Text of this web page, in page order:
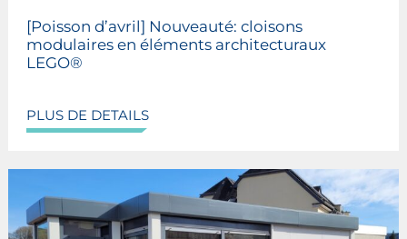
[Poisson d’avril] Nouveauté: cloisons
modulaires en éléments architecturaux
LEGO®
PLUS DE DETAILS